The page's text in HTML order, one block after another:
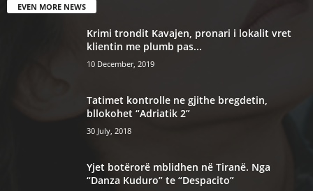
EVEN MORE NEWS
Krimi trondit Kavajen, pronari i lokalit vret
klientin me plumb pas...
10 December, 2019
Tatimet kontrolle ne gjithe bregdetin,
bllokohet “Adriatik 2”
30 July, 2018
Yjet botërorë mblidhen në Tiranë. Nga
“Danza Kuduro” te “Despacito”